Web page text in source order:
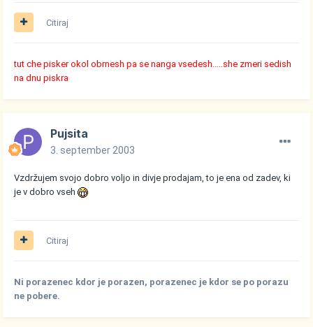
Citiraj
tut che pisker okol obrnesh pa se nanga vsedesh.....she zmeri sedish
na dnu piskra
Pujsita
3. september 2003
Vzdržujem svojo dobro voljo in divje prodajam, to je ena od zadev, ki
je v dobro vseh
Citiraj
Ni porazenec kdor je porazen, porazenec je kdor se po porazu
ne pobere.